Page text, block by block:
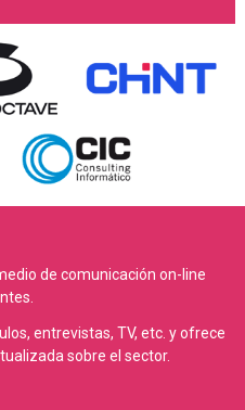
de comunicación on-line
entrevistas, TV, etc. y ofrece
sobre el sector.